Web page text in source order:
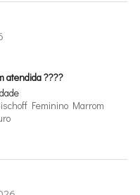
atendida ????
Feminino Marrom